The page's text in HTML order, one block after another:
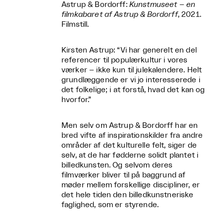
Astrup & Bordorff: Kunstmuseet – en
filmkabaret af Astrup & Bordorff, 2021.
Filmstill.
Kirsten Astrup: “Vi har generelt en del
referencer til populærkultur i vores
værker – ikke kun til julekalendere. Helt
grundlæggende er vi jo interesserede i
det folkelige; i at forstå, hvad det kan og
hvorfor.”
Men selv om Astrup & Bordorff har en
bred vifte af inspirationskilder fra andre
områder af det kulturelle felt, siger de
selv, at de har fødderne solidt plantet i
billedkunsten. Og selvom deres
filmværker bliver til på baggrund af
møder mellem forskellige discipliner, er
det hele tiden den billedkunstneriske
faglighed, som er styrende.